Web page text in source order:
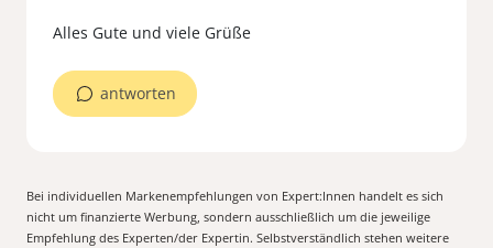
Alles Gute und viele Grüße
antworten
Bei individuellen Markenempfehlungen von Expert:Innen handelt es sich
nicht um finanzierte Werbung, sondern ausschließlich um die jeweilige
Empfehlung des Experten/der Expertin. Selbstverständlich stehen weitere